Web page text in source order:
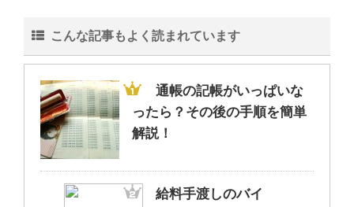
公務員は大学院卒だと給与が多い？違
いは？気になる給与の差！
後輩へのおススメプレゼントもうすぐ
部活を引退！
こんな記事もよく読まれています
通帳の記帳がいっぱいな
ったら？その後の手順を簡単
解説！
給料手渡しのバイ